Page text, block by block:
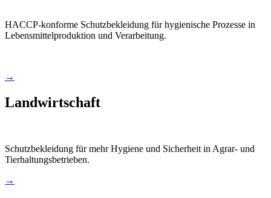
HACCP-konforme Schutzbekleidung für hygienische Prozesse in
Lebensmittelproduktion und Verarbeitung.
→
Landwirtschaft
Schutzbekleidung für mehr Hygiene und Sicherheit in Agrar- und
Tierhaltungsbetrieben.
→